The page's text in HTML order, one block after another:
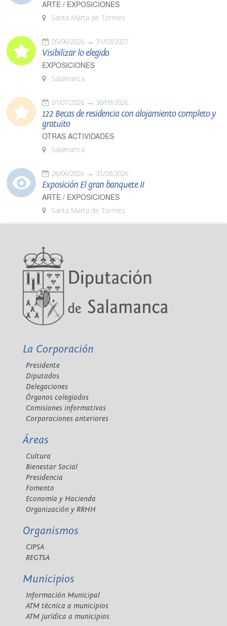
ARTE / EXPOSICIONES
Santa Marta de Tormes
05/06/2026 31/03/2027
Visibilizar lo elegido
EXPOSICIONES
Salamanca
01/07/2026 30/09/2026
122 Becas de residencia con alojamiento completo y
gratuito
OTRAS ACTIVIDADES
Salamanca
26/06/2026 31/08/2026
Exposición El gran banquete II
ARTE / EXPOSICIONES
Santa Marta de Tormes
La Corporación
Presidente
Diputados
Delegaciones
Órganos colegiados
Comisiones informativas
Corporaciones anteriores
Áreas
Cultura
Bienestar Social
Presidencia
Fomento
Economía y Hacienda
Organización y RRHH
Organismos
CIPSA
REGTSA
Municipios
Información Municipal
ATM técnica a municipios
ATM jurídica a municipios